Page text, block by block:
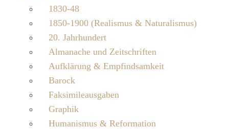
1830-48
1850-1900 (Realismus & Naturalismus)
20. Jahrhundert
Almanache und Zeitschriften
Aufklärung & Empfindsamkeit
Barock
Faksimileausgaben
Graphik
Humanismus & Reformation